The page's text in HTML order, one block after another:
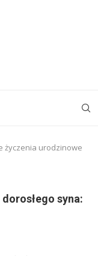
życzenia urodzinowe
syna: